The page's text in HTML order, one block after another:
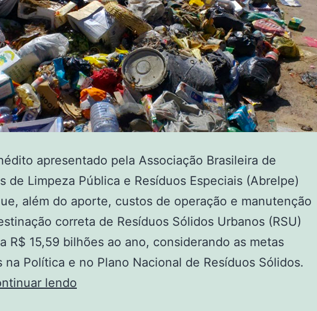
apresentado pela Associação Brasileira de
de Limpeza Pública e Resíduos Especiais (Abrelpe)
além do aporte, custos de operação e manutenção
correta de Resíduos Sólidos Urbanos (RSU)
R$ 15,59 bilhões ao ano, considerando as metas
na Política e no Plano Nacional de Resíduos Sólidos.
lendo